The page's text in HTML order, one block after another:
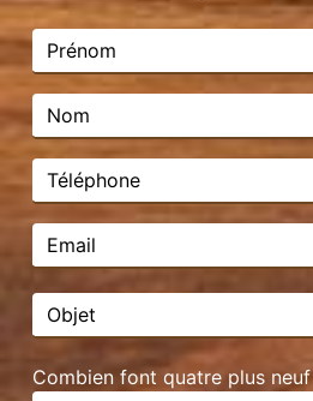
Combien font quatre plus neuf